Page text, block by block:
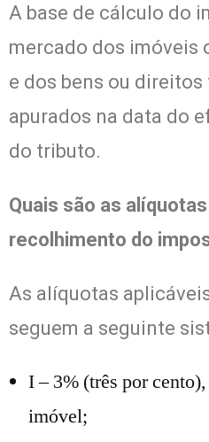
A base de cálculo do
mercado dos imóveis
e dos bens ou
apurados na data do
do tributo.
Quais são as
recolhimento do
As alíquotas
seguem a seguinte
I – 3% (três por
imóvel;